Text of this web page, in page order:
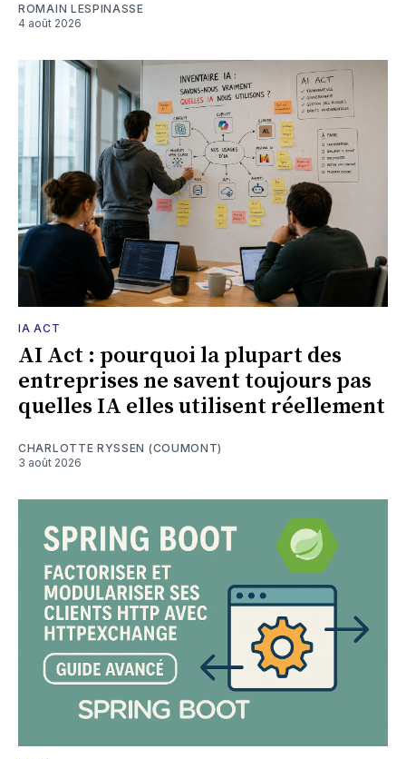
ROMAIN LESPINASSE
4 août 2026
IA ACT
AI Act : pourquoi la plupart des
entreprises ne savent toujours pas
quelles IA elles utilisent réellement
CHARLOTTE RYSSEN (COUMONT)
3 août 2026